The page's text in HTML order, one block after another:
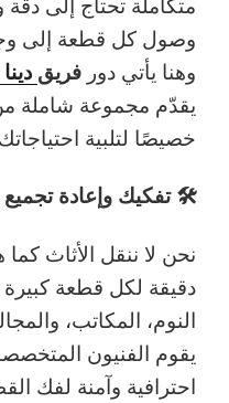
وصول كل قطعة إلى
وهنا يأتي دور فريق
يقدّم مجموعة شاملة
خصيصًا لتلبية
🛠️ تفكيك وإعادة تجميع
نحن لا ننقل الأثاث
دقيقة لكل قطعة
النوم، المكاتب،
يقوم الفنيون
احترافية وآمنة لفك